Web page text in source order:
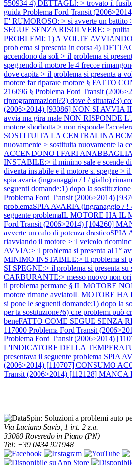
550934 4) DETTAGLI: > trovato il
guida Problema Ford Transit
E' RUMOROSO: > si avverte un battito
SEGUE SENZA RISOLVERE: > pulita
PROBLEMI: 1) A VOLTE AVVIANDO
problema si presenta in corsa 4)
accendono da soli > il problema si
spegnendo il motore le 4 frecce
dove capita > il problema si presenta a
motore far riparare motore § FATTO
216096 § Problema Ford Transit
riprogrammazioni?2) dove è situata?3)
(2006>2014) [93086] NON SI AVVIA
avvia ma gira male NON RISPONDE
motore sborbotta > non risponde
SOSTITUITA LA CENTRALINA BCM:>
nuovamente > sostituita nuovamente la
ACCENDONO I FARI
INSTABILE:> il minimo sale e scende
diventa instabile e il motore si spegne
spia avaria (ingranaggio / ! / giallo)
seguenti domande:1) dopo la
Problema Ford Transit (2006>2014)
problemaSPIA AVARIA (ingranaggio / !
seguente problemaIL MOTORE HA IL
Ford Transit (2006>2014) [104260]
avverte un calo di potenza
riavviando il motore > il veicolo
AVVIA:> il problema si presenta al 1°
MINIMO INSTABILE:> il problema si
SI SPEGNE:> il problema si presenta
CARBURANTE:> messo nuovo non
il problema permane § IL MOTORE
motore rimane avviatoIL MOTORE
si pone le seguenti domande:1) dopo la
per la sostituzione?6) che problemi può
beneFATTO COME SEGUE SENZA
117000 Problema Ford Transit
Problema Ford Transit (2006>2014)
L'INDICATORE DELLA
presentava il seguente problema SPIA
(2006>2014) [110707] CONSUMO
Transit (2006>2014) [112128] MANCA
Via Luciano Savio, 1 int. 2 z.a.
33080 Roveredo in Piano (PN)
Tel: +39 0434 921948